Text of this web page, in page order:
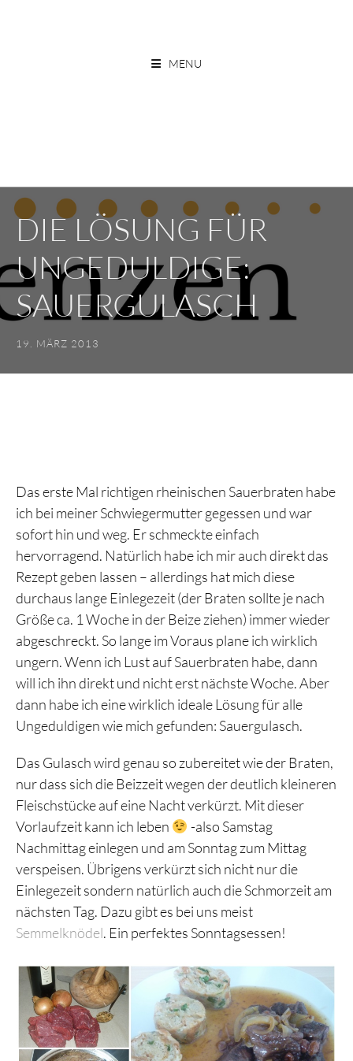
ESSEN OHNE GRENZEN
MENU
DIE LÖSUNG FÜR
UNGEDULDIGE:
SAUERGULASCH
19. MÄRZ 2013
Das erste Mal richtigen rheinischen Sauerbraten habe
ich bei meiner Schwiegermutter gegessen und war
sofort hin und weg. Er schmeckte einfach
hervorragend. Natürlich habe ich mir auch direkt das
Rezept geben lassen – allerdings hat mich diese
durchaus lange Einlegezeit (der Braten sollte je nach
Größe ca. 1 Woche in der Beize ziehen) immer wieder
abgeschreckt. So lange im Voraus plane ich wirklich
ungern. Wenn ich Lust auf Sauerbraten habe, dann
will ich ihn direkt und nicht erst nächste Woche. Aber
dann habe ich eine wirklich ideale Lösung für alle
Ungeduldigen wie mich gefunden: Sauergulasch.
Das Gulasch wird genau so zubereitet wie der Braten,
nur dass sich die Beizzeit wegen der deutlich kleineren
Fleischstücke auf eine Nacht verkürzt. Mit dieser
Vorlaufzeit kann ich leben
-also Samstag
Nachmittag einlegen und am Sonntag zum Mittag
verspeisen. Übrigens verkürzt sich nicht nur die
Einlegezeit sondern natürlich auch die Schmorzeit am
nächsten Tag. Dazu gibt es bei uns meist
Semmelknödel. Ein perfektes Sonntagsessen!